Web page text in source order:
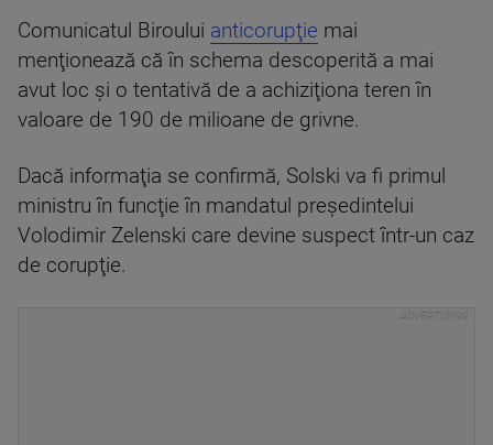
Comunicatul Biroului anticorupţie mai
menţionează că în schema descoperită a mai
avut loc şi o tentativă de a achiziţiona teren în
valoare de 190 de milioane de grivne.
Dacă informaţia se confirmă, Solski va fi primul
ministru în funcţie în mandatul preşedintelui
Volodimir Zelenski care devine suspect într-un caz
de corupţie.